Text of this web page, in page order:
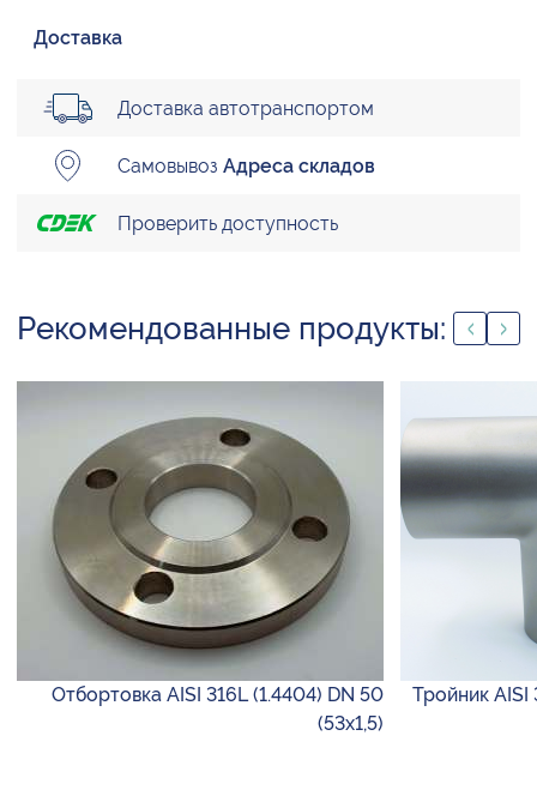
Доставка
Доставка автотранспортом
Самовывоз Адреса складов
Проверить доступность
Рекомендованные продукты:
Отбортовка AISI 316L (1.4404) DN 50
(53х1,5)
Тройник